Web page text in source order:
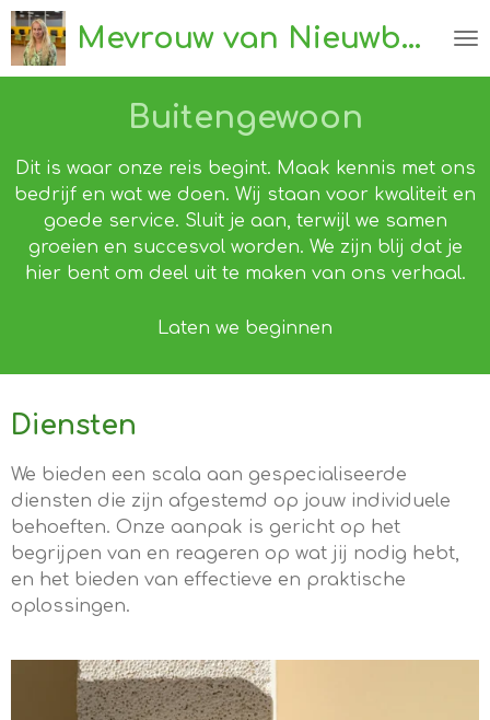
Ga
direct
naar
Mevrouw van Nieuwburg
Buitengewoon
Dit is waar onze reis begint. Maak kennis met ons
bedrijf en wat we doen. Wij staan voor kwaliteit en
goede service. Sluit je aan, terwijl we samen
groeien en succesvol worden. We zijn blij dat je
hier bent om deel uit te maken van ons verhaal.
Laten we beginnen
Diensten
We bieden een scala aan gespecialiseerde
diensten die zijn afgestemd op jouw individuele
behoeften. Onze aanpak is gericht op het
begrijpen van en reageren op wat jij nodig hebt,
en het bieden van effectieve en praktische
oplossingen.